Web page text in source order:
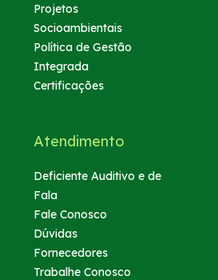
Projetos
Socioambientais
Política de Gestão
Integrada
Certificações
Atendimento
Deficiente Auditivo e de
Fala
Fale Conosco
Dúvidas
Fornecedores
Trabalhe Conosco